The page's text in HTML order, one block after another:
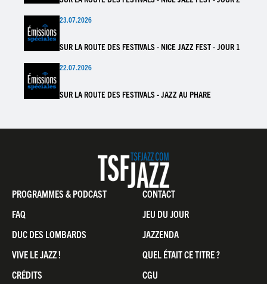
23.07.2026
SUR LA ROUTE DES FESTIVALS - NICE JAZZ FEST - JOUR 1
22.07.2026
SUR LA ROUTE DES FESTIVALS - JAZZ AU PHARE
Pied
de
page
PROGRAMMES & PODCAST
CONTACT
FAQ
JEU DU JOUR
DUC DES LOMBARDS
JAZZENDA
VIVE LE JAZZ !
QUEL ÉTAIT CE TITRE ?
CRÉDITS
CGU